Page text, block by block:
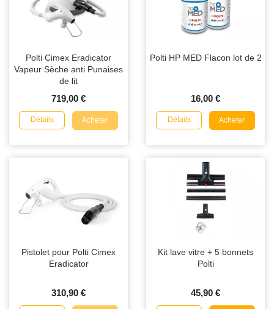
Polti Cimex Eradicator
Vapeur Sèche anti Punaises
de lit
719,00 €
Détails Acheter
Polti HP MED Flacon lot de 2
16,00 €
Détails Acheter
Pistolet pour Polti Cimex
Eradicator
310,90 €
Kit lave vitre + 5 bonnets
Polti
45,90 €